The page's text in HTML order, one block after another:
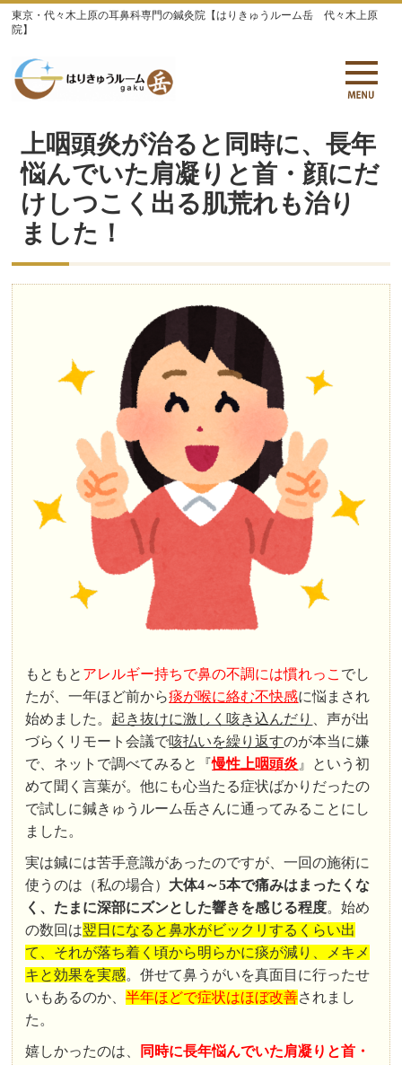
東京・代々木上原の耳鼻科専門の鍼灸院【はりきゅうルーム岳 代々木上原
院】
上咽頭炎が治ると同時に、長年
悩んでいた肩凝りと首・顔にだ
けしつこく出る肌荒れも治り
ました！
もともと アレルギー持ちで鼻の不調には慣れっこ でし
たが、一年ほど前から痰が喉に絡む不快感に悩まされ
始めました。 起き抜けに激しく咳き込んだり 、声が出
づらくリモート会議で咳払いを繰り返すのが本当に嫌
で、ネットで調べてみると『慢性上咽頭炎』という初
めて聞く言葉が。他にも心当たる症状ばかりだったの
で試しに鍼きゅうルーム岳さんに通ってみることにし
ました。
実は鍼には苦手意識があったのですが、一回の施術に
使うのは（私の場合） 大体4～5本で痛みはまったくな
く、たまに深部にズンとした響きを感じる程度。始め
の数回は翌日になると鼻水がビックリするくらい出
て、それが落ち着く頃から明らかに痰が減り、メキメ
キと効果を実感。併せて鼻うがいを真面目に行ったせ
いもあるのか、半年ほどで症状はほぼ改善されまし
た。
嬉しかったのは、
同時に長年悩んでいた肩凝りと首・